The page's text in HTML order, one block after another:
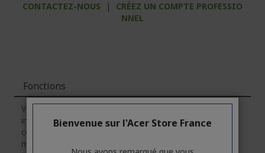
CONTACTEZ-NOUS |
CRÉEZ UN COMPTE PROFESSIO
NNEL
Fonctions
Veuillez noter que l'onglet
informations générales sur la série des produits. Pour
connaître les caractéristiques techniques exactes du
modèle sélectionné, veuillez
Bienvenue sur l'Acer Store France